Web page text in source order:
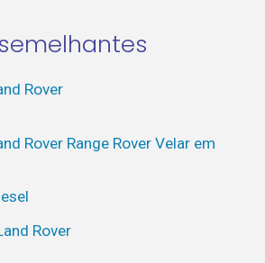
Rover
Rover Range Rover Velar em
Rover